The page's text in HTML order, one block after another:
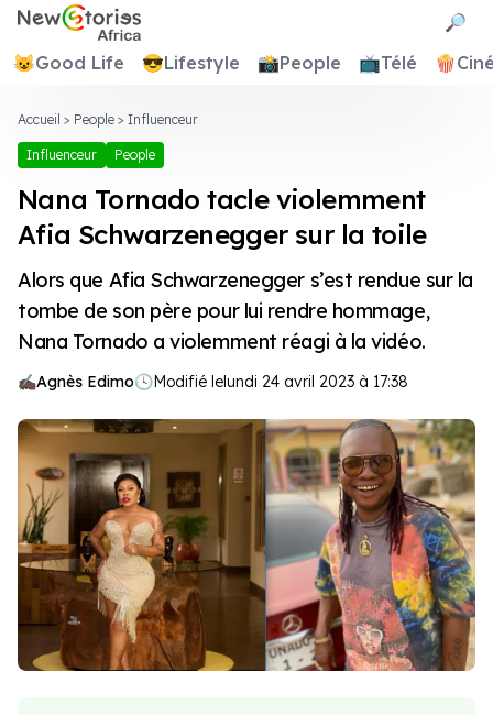
Newstories Africa
🔎
😺Good Life 😎Lifestyle 📸People 📺Télé 🍿
Accueil > People > Influenceur
Influenceur People
Nana Tornado tacle violemment
Afia Schwarzenegger sur la toile
Alors que Afia Schwarzenegger s’est rendue sur la
tombe de son père pour lui rendre hommage,
Nana Tornado a violemment réagi à la vidéo.
Agnès Edimo🕓Modifié lelundi 24 avril 2023 à 17:38